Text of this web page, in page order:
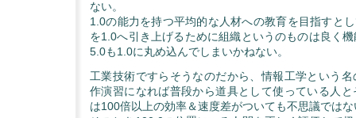
ない。
1.0の能力を持つ平均的な人材への教育を目指すと
を1.0へ引き上げるために組織というのものは良く
5.0も1.0に丸め込んでしまいかねない。
工業技術ですらそうなのだから、情報工学という
作演習になれば普段から道具として使っている人
は100倍以上の効率＆速度差がついても不思議ではな